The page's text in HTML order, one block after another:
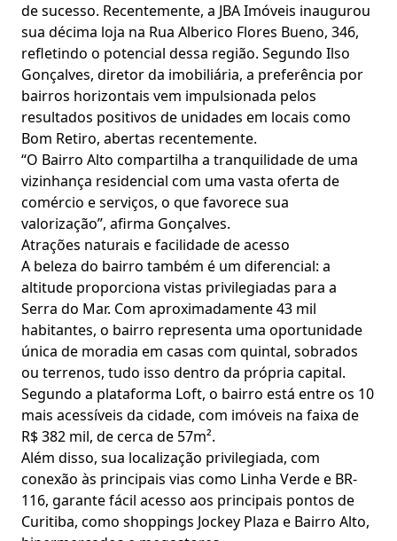
de sucesso. Recentemente, a JBA Imóveis inaugurou
sua décima loja na Rua Alberico Flores Bueno, 346,
refletindo o potencial dessa região. Segundo Ilso
Gonçalves, diretor da imobiliária, a preferência por
bairros horizontais vem impulsionada pelos
resultados positivos de unidades em locais como
Bom Retiro, abertas recentemente.
“O Bairro Alto compartilha a tranquilidade de uma
vizinhança residencial com uma vasta oferta de
comércio e serviços, o que favorece sua
valorização”, afirma Gonçalves.
Atrações naturais e facilidade de acesso
A beleza do bairro também é um diferencial: a
altitude proporciona vistas privilegiadas para a
Serra do Mar. Com aproximadamente 43 mil
habitantes, o bairro representa uma oportunidade
única de moradia em casas com quintal, sobrados
ou terrenos, tudo isso dentro da própria capital.
Segundo a plataforma Loft, o bairro está entre os 10
mais acessíveis da cidade, com imóveis na faixa de
R$ 382 mil, de cerca de 57m².
Além disso, sua localização privilegiada, com
conexão às principais vias como Linha Verde e BR-
116, garante fácil acesso aos principais pontos de
Curitiba, como shoppings Jockey Plaza e Bairro Alto,